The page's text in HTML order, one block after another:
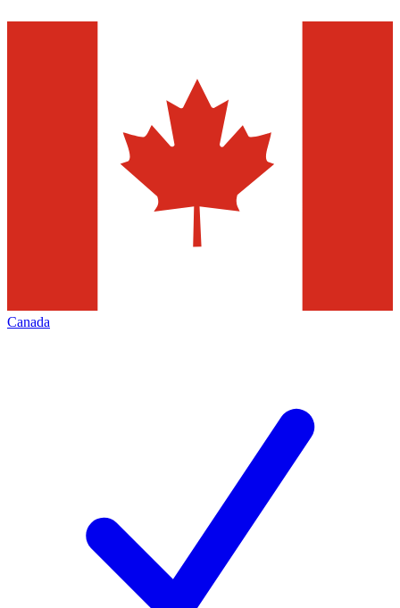
Canada